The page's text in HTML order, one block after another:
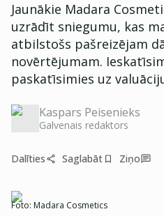
Jaunākie Madara
uzrādīt sniegumu, kas
atbilstošs pašreizējam
novērtējumam.
paskatīsimies uz
Kaspars Peisenieks
Galvenais redaktors
Dalīties Saglabāt Ziņo
Foto: Madara Cosmetics